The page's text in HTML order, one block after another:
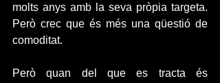
molts anys amb la seva pròpia targeta.
Però crec que és més una qüestió de
comoditat.
Però quan del que es tracta és